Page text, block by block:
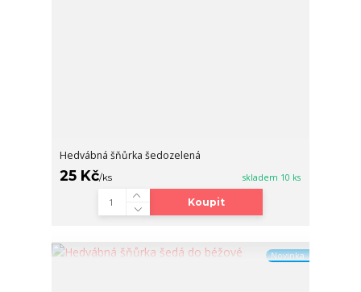
Hedvábná šňůrka šedozelená
25 Kč/ks skladem 10 ks
Koupit
Novinka